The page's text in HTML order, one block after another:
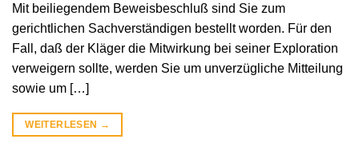
Mit beiliegendem Beweisbeschluß sind Sie zum
gerichtlichen Sachverständigen bestellt worden. Für den
Fall, daß der Kläger die Mitwirkung bei seiner Exploration
verweigern sollte, werden Sie um unverzügliche Mitteilung
sowie um […]
WEITERLESEN →